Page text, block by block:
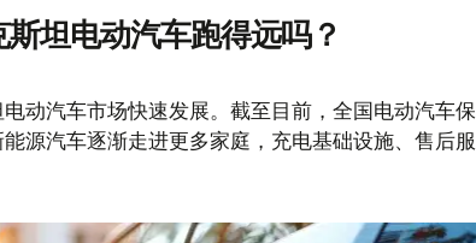
坦电动汽车跑得远吗？
动汽车市场快速发展。截至目前，全国电动汽车保
源汽车逐渐走进更多家庭，充电基础设施、售后服